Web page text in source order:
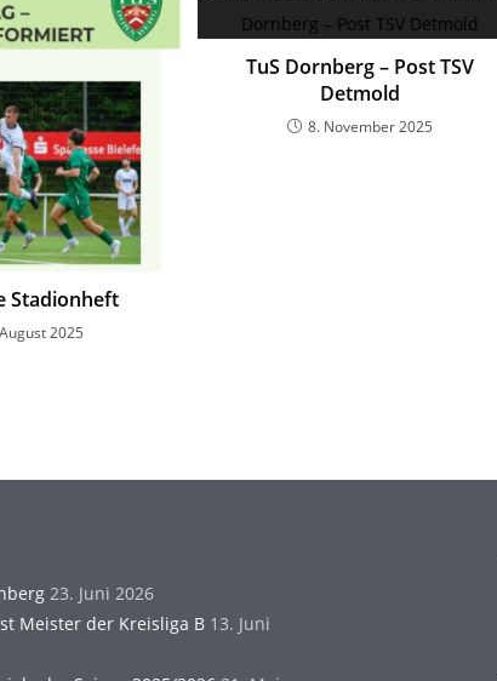
Stadionheft
2025
TuS Dornberg – Post TSV
Detmold
8. November 2025
23. Juni 2026
Meister der Kreisliga B 13. Juni